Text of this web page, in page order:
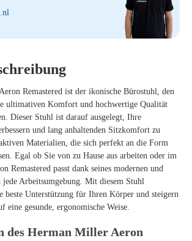
Remastered ist der ikonische Bürostuhl, den
ultimativen Komfort und hochwertige Qualität
Dieser Stuhl ist darauf ausgelegt, Ihre
und lang anhaltenden Sitzkomfort zu
Materialien, die sich perfekt an die Form
Egal ob Sie von zu Hause aus arbeiten oder im
Remastered passt dank seines modernen und
Arbeitsumgebung. Mit diesem Stuhl
beste Unterstützung für Ihren Körper und steigern
gesunde, ergonomische Weise.
des Herman Miller Aeron